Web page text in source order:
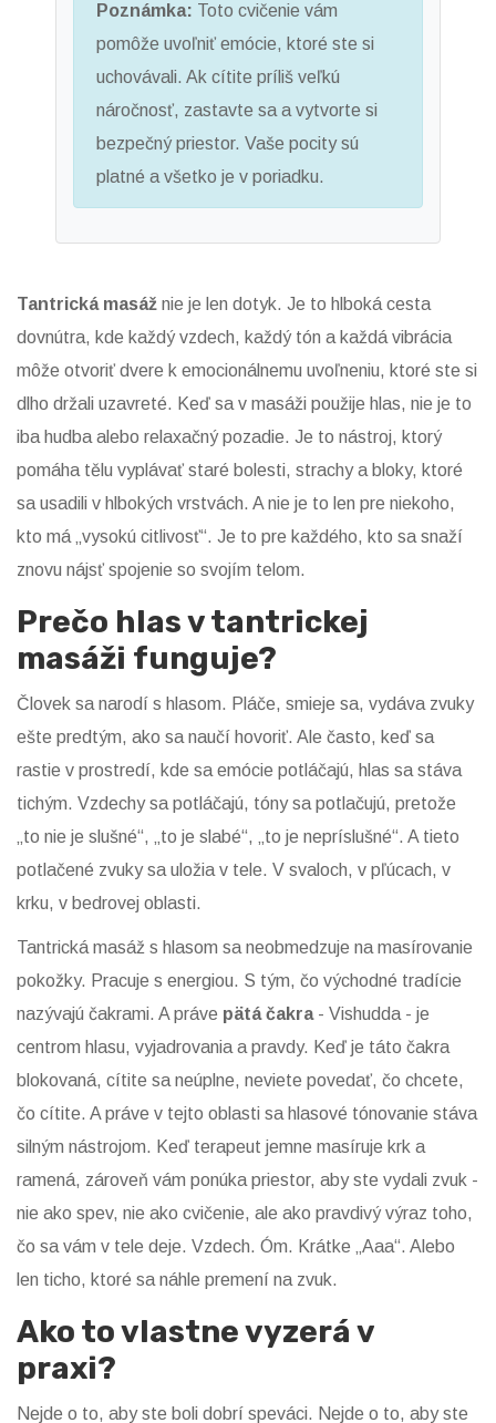
Poznámka: Toto cvičenie vám
pomôže uvoľniť emócie, ktoré ste si
uchovávali. Ak cítite príliš veľkú
náročnosť, zastavte sa a vytvorte si
bezpečný priestor. Vaše pocity sú
platné a všetko je v poriadku.
Tantrická masáž nie je len dotyk. Je to hlboká cesta
dovnútra, kde každý vzdech, každý tón a každá vibrácia
môže otvoriť dvere k emocionálnemu uvoľneniu, ktoré ste si
dlho držali uzavreté. Keď sa v masáži použije hlas, nie je to
iba hudba alebo relaxačný pozadie. Je to nástroj, ktorý
pomáha tělu vyplávať staré bolesti, strachy a bloky, ktoré
sa usadili v hlbokých vrstvách. A nie je to len pre niekoho,
kto má „vysokú citlivosť“. Je to pre každého, kto sa snaží
znovu nájsť spojenie so svojím telom.
Prečo hlas v tantrickej
masáži funguje?
Človek sa narodí s hlasom. Pláče, smieje sa, vydáva zvuky
ešte predtým, ako sa naučí hovoriť. Ale často, keď sa
rastie v prostredí, kde sa emócie potláčajú, hlas sa stáva
tichým. Vzdechy sa potláčajú, tóny sa potlačujú, pretože
„to nie je slušné“, „to je slabé“, „to je nepríslušné“. A tieto
potlačené zvuky sa uložia v tele. V svaloch, v pľúcach, v
krku, v bedrovej oblasti.
Tantrická masáž s hlasom sa neobmedzuje na masírovanie
pokožky. Pracuje s energiou. S tým, čo východné tradície
nazývajú čakrami. A práve pätá čakra- Vishudda - je
centrom hlasu, vyjadrovania a pravdy. Keď je táto čakra
blokovaná, cítite sa neúplne, neviete povedať, čo chcete,
čo cítite. A práve v tejto oblasti sa hlasové tónovanie stáva
silným nástrojom. Keď terapeut jemne masíruje krk a
ramená, zároveň vám ponúka priestor, aby ste vydali zvuk -
nie ako spev, nie ako cvičenie, ale ako pravdivý výraz toho,
čo sa vám v tele deje. Vzdech. Óm. Krátke „Aaa“. Alebo
len ticho, ktoré sa náhle premení na zvuk.
Ako to vlastne vyzerá v
praxi?
Nejde o to, aby ste boli dobrí speváci. Nejde o to, aby ste